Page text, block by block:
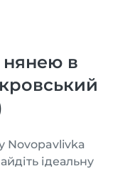
нянею в
Novopavlivka
ідеальну